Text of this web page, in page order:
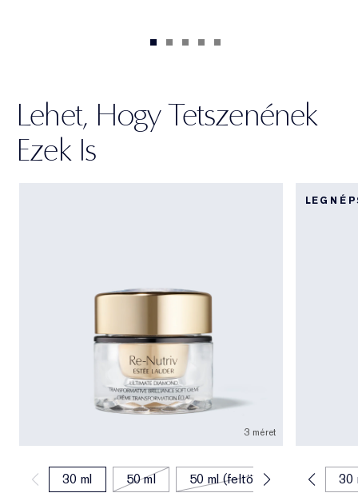
Lehet, Hogy Tetszenének
Ezek Is
3 méret
30 ml 50 ml 50 ml (feltöltés)
7 ml 15 ml 30